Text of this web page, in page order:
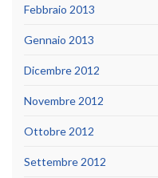
Febbraio 2013
Gennaio 2013
Dicembre 2012
Novembre 2012
Ottobre 2012
Settembre 2012